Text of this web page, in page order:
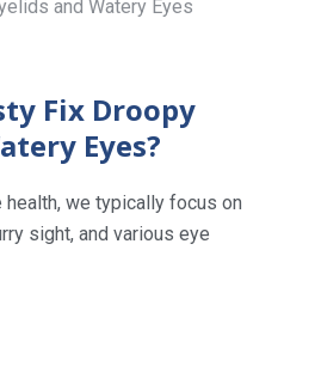
Fix Droopy
Eyes?
health, we typically focus on
sight, and various eye